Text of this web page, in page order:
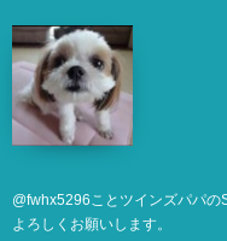
@fwhx5296ことツインズパパ
よろしくお願いします。